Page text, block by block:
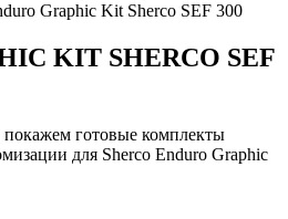
Graphic Kit Sherco SEF 300
KIT SHERCO SEF
готовые комплекты
для Sherco Enduro Graphic